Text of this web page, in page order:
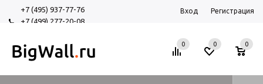
+7 (495) 937-77-76
+7 (499) 277-20-08
Вход Регистрация
0 0
0